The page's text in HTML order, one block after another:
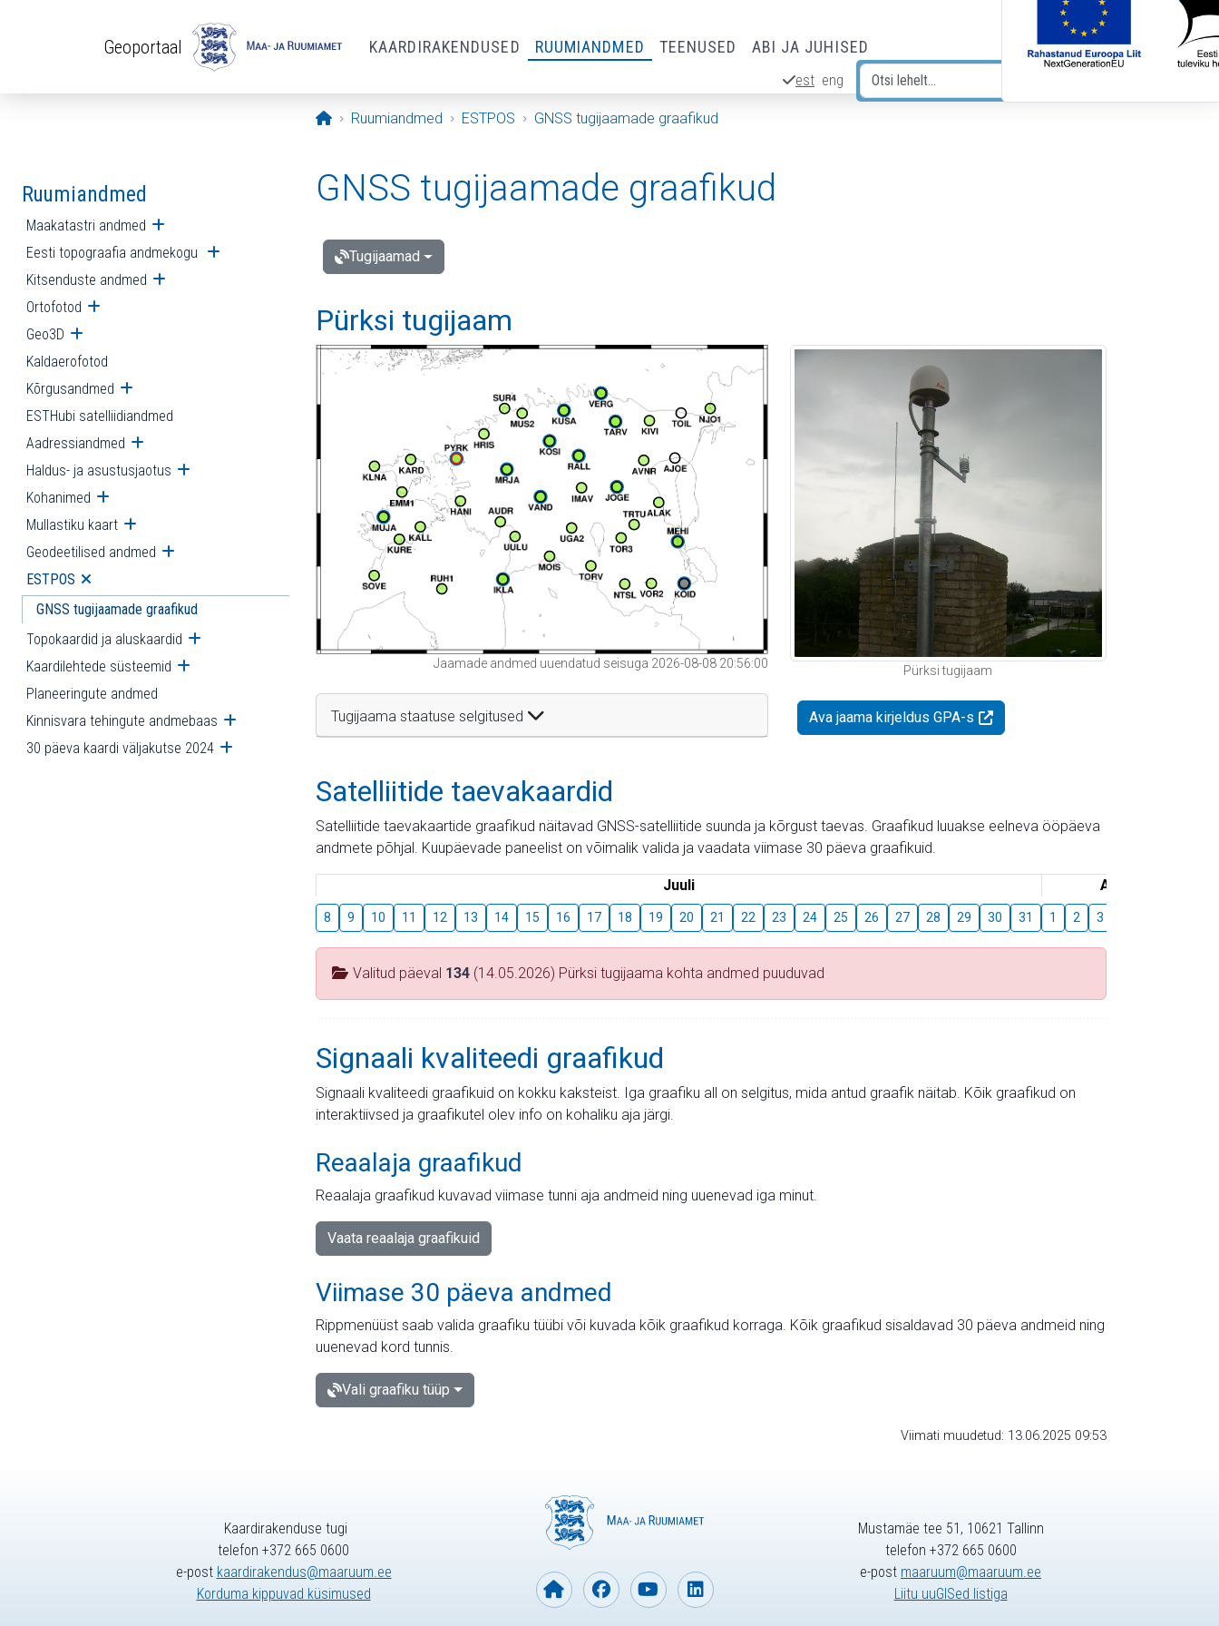
Geoportaal KAARDIRAKENDUSED RUUMIANDMED TEENUSED ABI JA JUHISED
est eng
Avaleht
Ruumiandmed ESTPOS GNSS tugijaamade graafikud
Ruumiandmed
Maakatastri andmed Ava alammenüü
Eesti topograafia andmekogu Ava alammenüü
Kitsenduste andmed Ava alammenüü
Ortofotod Ava alammenüü
Geo3D Ava alammenüü
Kaldaerofotod
Kõrgusandmed Ava alammenüü
ESTHubi satelliidiandmed
Aadressiandmed Ava alammenüü
Haldus- ja asustusjaotus Ava alammenüü
Kohanimed Ava alammenüü
Mullastiku kaart Ava alammenüü
Geodeetilised andmed Ava alammenüü
ESTPOS Ava alammenüü
GNSS tugijaamade graafikud
Topokaardid ja aluskaardid Ava alammenüü
Kaardilehtede süsteemid Ava alammenüü
Planeeringute andmed
Kinnisvara tehingute andmebaas Ava alammenüü
30 päeva kaardi väljakutse 2024 Ava alammenüü
GNSS tugijaamade graafikud
Tugijaamad
Pürksi tugijaam
Jaamade andmed uuendatud seisuga 2026-08-08 20:56:00
Tugijaama staatuse selgitused
Pürksi tugijaam
Ava jaama kirjeldus GPA-s
Satelliitide taevakaardid
Satelliitide taevakaartide graafikud näitavad GNSS-satelliitide suunda ja kõrgust taevas. Graafikud luuakse eelneva ööpäeva
andmete põhjal. Kuupäevade paneelist on võimalik valida ja vaadata viimase 30 päeva graafikuid.
Juuli August
8 9 10 11 12 13 14 15 16 17 18 19 20 21 22 23 24 25 26 27 28 29 30 31 1 2 3
Valitud päeval 134 (14.05.2026) Pürksi tugijaama kohta andmed puuduvad
Signaali kvaliteedi graafikud
Signaali kvaliteedi graafikuid on kokku kaksteist. Iga graafiku all on selgitus, mida antud graafik näitab. Kõik graafikud on
interaktiivsed ja graafikutel olev info on kohaliku aja järgi.
Reaalaja graafikud
Reaalaja graafikud kuvavad viimase tunni aja andmeid ning uuenevad iga minut.
Vaata reaalaja graafikuid
Viimase 30 päeva andmed
Rippmenüüst saab valida graafiku tüübi või kuvada kõik graafikud korraga. Kõik graafikud sisaldavad 30 päeva andmeid ning
uuenevad kord tunnis.
Vali graafiku tüüp
Viimati muudetud: 13.06.2025 09:53
Kaardirakenduse tugi
telefon +372 665 0600
e-post kaardirakendus@maaruum.ee
Korduma kippuvad küsimused
Mustamäe tee 51, 10621 Tallinn
telefon +372 665 0600
e-post maaruum@maaruum.ee
Liitu uuGISed listiga